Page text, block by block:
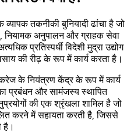
तकनीकी बुनियादी ढांचा है जो
नियामक अनुपालन और ग्राहक सेवा
प्रतिस्पर्धी विदेशी मुद्रा उद्योग
की रीढ़ के रूप में कार्य करता है।
के नियंत्रण केंद्र के रूप में कार्य
प्रबंधन और सामंजस्य स्थापित
की एक श्रृंखला शामिल है जो
करने में सहायता करती है, जिससे
है।